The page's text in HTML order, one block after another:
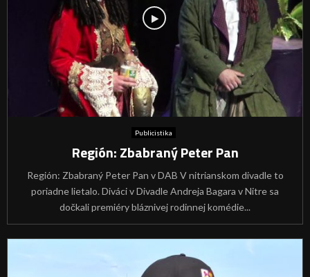
Publicistika
Región: Zbabraný Peter Pan
Región: Zbabraný Peter Pan v DAB V nitrianskom divadle to
poriadne lietalo. Diváci v Divadle Andreja Bagara v Nitre sa
dočkali premiéry bláznivej rodinnej komédie...